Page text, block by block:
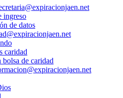
ingreso
de datos
caridad
bolsa de caridad